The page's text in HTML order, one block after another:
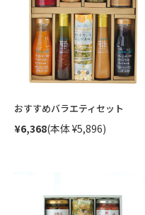
おすすめバラエティセット
¥6,368(本体 ¥5,896)